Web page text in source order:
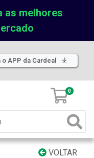
as melhores
o APP da Cardeal
0
VOLTAR